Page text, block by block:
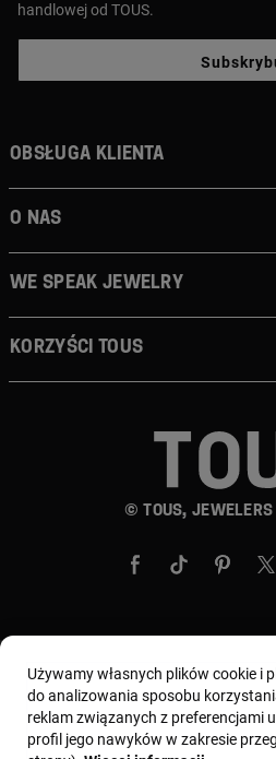
handlowej od TOUS.
© TOUS,
Obsługa klienta
O nas
We speak jewelry
Korzyści TOUS
Wybierz kraj i
Regulamin Warunki
Używamy własnych plików cookie i
do analizowania sposobu
reklam związanych z preferencjami
profil jego nawyków w zakresie